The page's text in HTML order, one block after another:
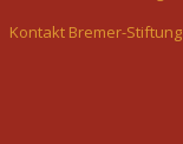
Kontakt Bremer-Stiftung